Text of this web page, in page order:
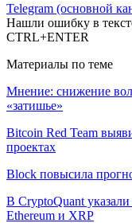
Telegram (основной
Нашли ошибку в
CTRL+ENTER
Материалы по теме
Мнение: снижение
«затишье»
Bitcoin Red Team
проектах
Block повысила
В CryptoQuant
Ethereum и XRP